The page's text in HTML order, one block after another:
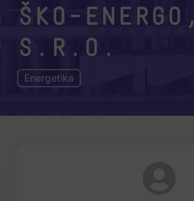
ŠKO-ENERGO,
s.r.o.
Energetika